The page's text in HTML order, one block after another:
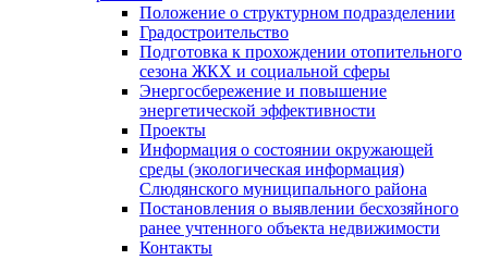
Положение о структурном подразделении
Градостроительство
Подготовка к прохождении отопительного
сезона ЖКХ и социальной сферы
Энергосбережение и повышение
энергетической эффективности
Проекты
Информация о состоянии окружающей
среды (экологическая информация)
Слюдянского муниципального района
Постановления о выявлении бесхозяйного
ранее учтенного объекта недвижимости
Контакты